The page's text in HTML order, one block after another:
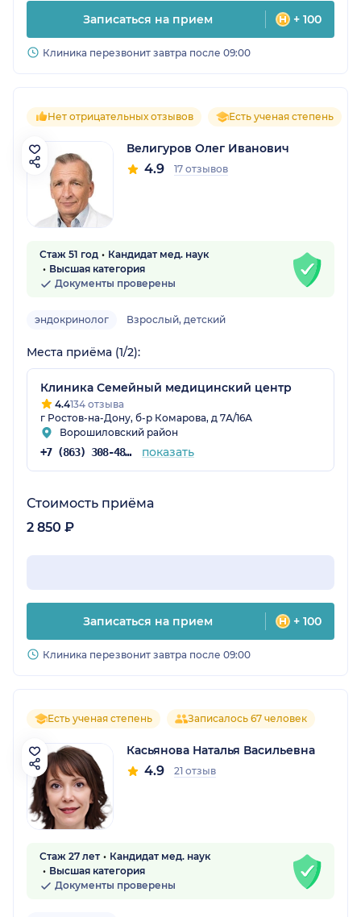
Записаться на прием + 100
Клиника перезвонит завтра после 09:00
Нет отрицательных отзывов Есть ученая степень
Велигуров Олег Иванович
4.9 17 отзывов
Стаж 51 год
Кандидат мед. наук
Высшая категория
Документы проверены
эндокринолог Взрослый, детский
Места приёма (1/2):
Клиника Семейный медицинский центр
4.4134 отзыва
г Ростов-на-Дону, б-р Комарова, д 7А/16А
Ворошиловский район
+7 (863) 308-48-65 показать
Стоимость приёма
2 850 ₽
Записаться на прием + 100
Клиника перезвонит завтра после 09:00
Есть ученая степень Записалось 67 человек
Касьянова Наталья Васильевна
4.9 21 отзыв
Стаж 27 лет
Кандидат мед. наук
Высшая категория
Документы проверены